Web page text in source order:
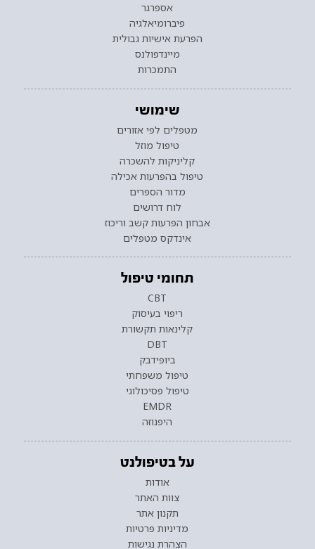
אספרגר
פיברומיאלגיה
הפרעת אישיות גבולית
מיינדפולנס
התמכרות
שימושי
מטפלים לפי אזורים
טיפול מוזל
קליניקות להשכרה
טיפול בהפרעות אכילה
מדור הספרים
לוח דרושים
אבחון הפרעות קשב וריכוז
אינדקס מטפלים
תחומי טיפול
CBT
ריפוי בעיסוק
קלינאות תקשורת
DBT
ביופידבק
טיפול משפחתי
טיפול פסיכולוגי
EMDR
היפנוזה
על בטיפולנט
אודות
צוות האתר
תקנון אתר
מדיניות פרטיות
הצהרת נגישות